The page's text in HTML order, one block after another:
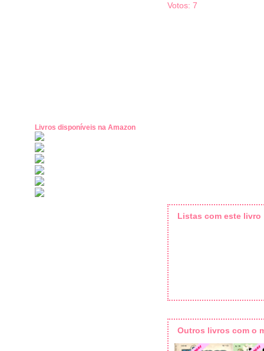
Livros disponíveis na Amazon
Votos: 7
Listas com este livro
Outros livros com o